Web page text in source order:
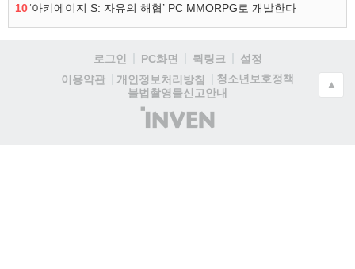
10‘아키에이지 S: 자유의 해협’ PC MMORPG로 개발한다
로그인 PC화면 퀵링크
설정
이용약관
개인정보처리방침
청소년보호정책
불법촬영물신고안내
(주)
인
▲